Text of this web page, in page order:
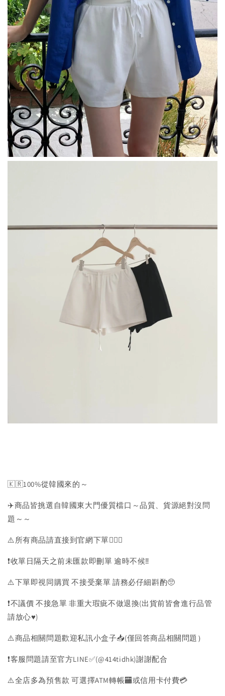
🇰🇷100%從韓國來的～
✈️商品皆挑選自韓國東大門優質檔口～品質、貨源絕對沒問
題～～
⚠️所有商品請直接到官網下單💁🏻‍♀️
❗️收單日隔天之前未匯款即刪單 逾時不候‼️
⚠️下單即視同購買 不接受棄單 請務必仔細斟酌🥺
❗️不議價 不接急單 非重大瑕疵不做退換(出貨前皆會進行品管
請放心♥️)
⚠️商品相關問題歡迎私訊小盒子📥(僅回答商品相關問題）
❗️客服問題請至官方LINE✅(@414tidhk)謝謝配合
⚠️全店多為預售款 可選擇ATM轉帳🏧或信用卡付費💳